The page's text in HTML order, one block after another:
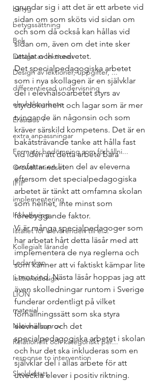
betyg
betygssättning
Bok
Design av lektioner
Design av lektioner, uppgifter, ...
differentierad undervisning
elevhälsoarbete
Erasmus +
extra anpassningar
Formativ bedömning som förhållni...
Growth mindset
IFIP
implementering
Inkludering
Istället för elevärenden till el...
Kollegialt lärande
Ledarskap
lektionsdesign
LION
material
Nationella prov
Relationellt och kategoriskt per...
response to intervention
Skoldebatt
grundar sig i att det är ett arbete vid
sidan om som sköts vid sidan om
och som då också kan hållas vid
sidan om, även om det inte sker
uttalat och medvetet.
Det specialpedagogiska arbetet
som i nya skollagen är en självklar
del i elevhälsoarbetet styrs av
styrdokument och lagar som är mer
tvingande än någonsin och som
kräver särskild kompetens. Det är en
bakåtsträvande tanke att hålla fast
vid idén att detta arbete bara
omfattar en liten del av eleverna
eftersom det specialpedagogiska
arbetet är tänkt att omfamna skolan
som helhet, inte minst som
förebyggande faktor.
Vi är många specialpedagoger som
har arbetat hårt detta läsår med att
implementera de nya reglerna och
som känner att vi faktiskt kämpar lite
i motvind. Nästa läsår hoppas jag att
även skolledningar runtom i Sverige
funderar ordentligt på vilket
förhållningssätt som ska styra
elevhälsan och det
specialpedagogiska arbetet i skolan
och hur det ska inkluderas som en
självklar del i allas arbete för att
utveckla elever i positiv riktning.